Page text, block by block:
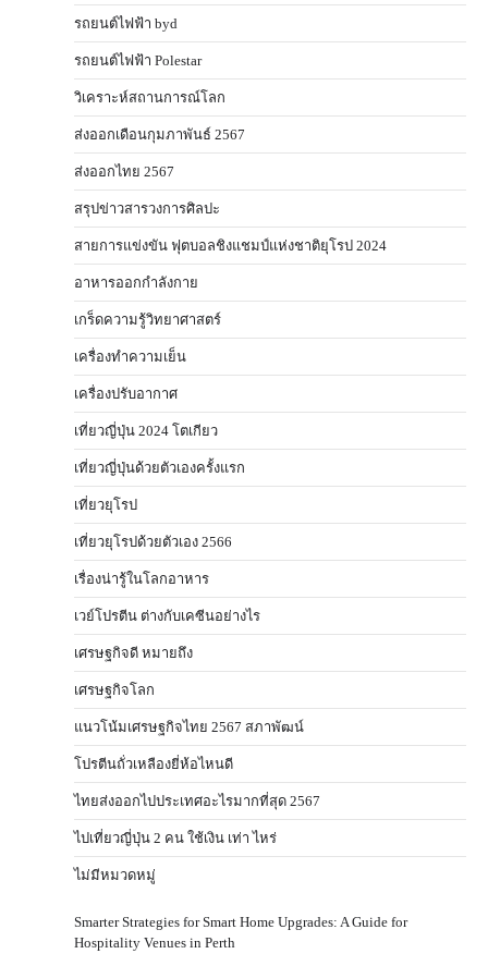
รถยนต์ไฟฟ้า byd
รถยนต์ไฟฟ้า Polestar
วิเคราะห์สถานการณ์โลก
ส่งออกเดือนกุมภาพันธ์ 2567
ส่งออกไทย 2567
สรุปข่าวสารวงการศิลปะ
สายการแข่งขัน ฟุตบอลชิงแชมป์แห่งชาติยุโรป 2024
อาหารออกกําลังกาย
เกร็ดความรู้วิทยาศาสตร์
เครื่องทำความเย็น
เครื่องปรับอากาศ
เที่ยวญี่ปุ่น 2024 โตเกียว
เที่ยวญี่ปุ่นด้วยตัวเองครั้งแรก
เที่ยวยุโรป
เที่ยวยุโรปด้วยตัวเอง 2566
เรื่องน่ารู้ในโลกอาหาร
เวย์โปรตีน ต่างกับเคซีนอย่างไร
เศรษฐกิจดี หมายถึง
เศรษฐกิจโลก
แนวโน้มเศรษฐกิจไทย 2567 สภาพัฒน์
โปรตีนถั่วเหลืองยี่ห้อไหนดี
ไทยส่งออกไปประเทศอะไรมากที่สุด 2567
ไปเที่ยวญี่ปุ่น 2 คน ใช้เงิน เท่า ไหร่
ไม่มีหมวดหมู่
Smarter Strategies for Smart Home Upgrades: A Guide for
Hospitality Venues in Perth